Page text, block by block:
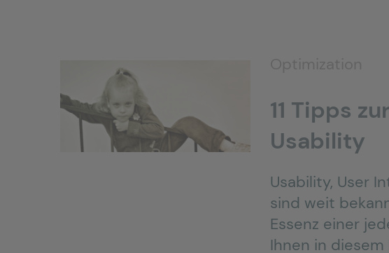
11 Tipps
Usability
Usability, User
sind weit
Essenz einer
Ihnen in